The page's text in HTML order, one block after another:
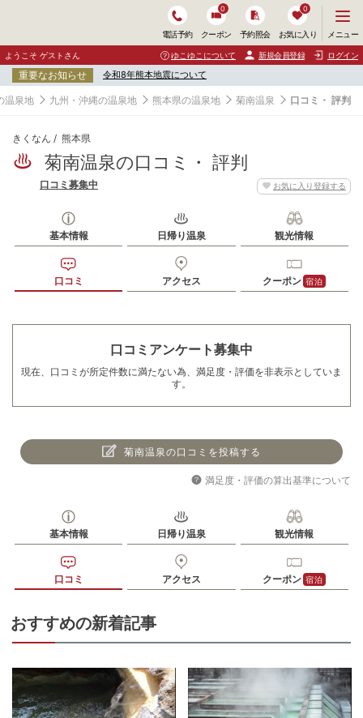
電話予約 クーポン
0
予約照会 お気に入り
0
ニ
ュ
ー
開
く
メニュー
ようこそ ゲストさん ゆこゆこについて 新規会員登録 ログイン
重要なお知らせ 令和8年熊本地震について
温泉地 九州・沖縄の温泉地 熊本県の温泉地 菊南温泉 口コミ・ 評判
きくなん 熊本県
菊南温泉の口コミ・ 評判
お気に入り登録する
口コミ募集中
基本情報 日帰り温泉 観光情報
口コミ アクセス クーポン 宿泊
口コミアンケート募集中
現在、口コミが所定件数に満たない為、満足度・評価を非表示としていま
す。
菊南温泉の口コミを投稿する
満足度・評価の算出基準について
基本情報 日帰り温泉 観光情報
口コミ アクセス クーポン 宿泊
おすすめの新着記事